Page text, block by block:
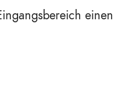
einen